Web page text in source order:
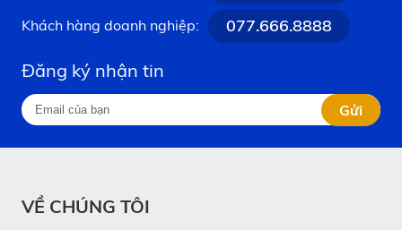
Khách hàng doanh nghiệp: 077.666.8888
Đăng ký nhận tin
Gửi
VỀ CHÚNG TÔI